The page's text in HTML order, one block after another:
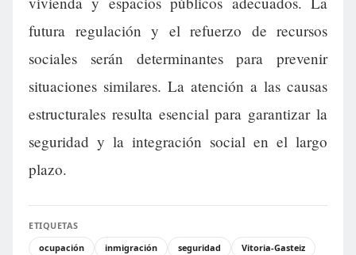
futura regulación y el refuerzo de recursos
sociales serán determinantes para prevenir
situaciones similares. La atención a las causas
estructurales resulta esencial para garantizar la
seguridad y la integración social en el largo
plazo.
ETIQUETAS
ocupación
inmigración seguridad
Vitoria-Gasteiz